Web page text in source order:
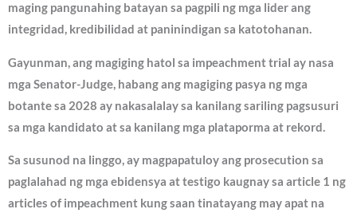
maging pangunahing batayan sa pagpili ng mga lider ang
integridad, kredibilidad at paninindigan sa katotohanan.
Gayunman, ang magiging hatol sa impeachment trial ay nasa
mga Senator-Judge, habang ang magiging pasya ng mga
botante sa 2028 ay nakasalalay sa kanilang sariling pagsusuri
sa mga kandidato at sa kanilang mga plataporma at rekord.
Sa susunod na linggo, ay magpapatuloy ang prosecution sa
paglalahad ng mga ebidensya at testigo kaugnay sa article 1 ng
articles of impeachment kung saan tinatayang may apat na